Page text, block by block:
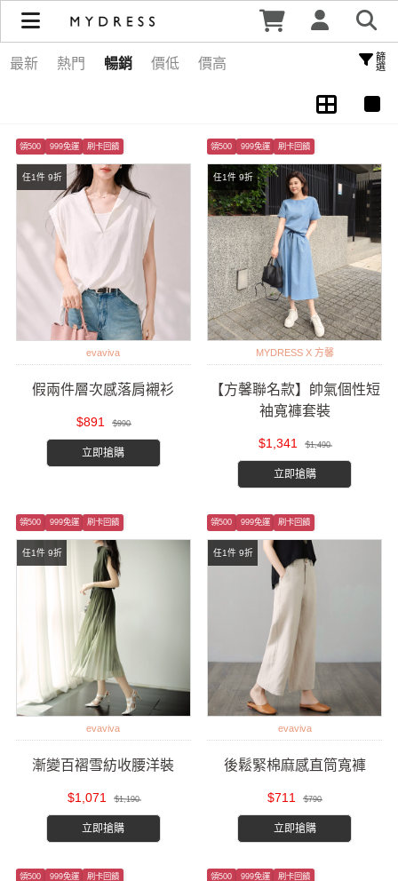
流行服飾 | MYDRESS 時裳韓風
最新 熱門 暢銷 價低 價高 篩選
任1件 9折
領500 999免運 刷卡回饋
evaviva
假兩件層次感落肩襯衫
$891 $990
立即搶購
任1件 9折
領500 999免運 刷卡回饋
MYDRESS X 方馨
【方馨聯名款】帥氣個性短
袖寬褲套裝
$1,341 $1,490
立即搶購
任1件 9折
領500 999免運 刷卡回饋
evaviva
漸變百褶雪紡收腰洋裝
$1,071 $1,190
立即搶購
任1件 9折
領500 999免運 刷卡回饋
evaviva
後鬆緊棉麻感直筒寬褲
$711 $790
立即搶購
領500 999免運 刷卡回饋 領500 999免運 刷卡回饋